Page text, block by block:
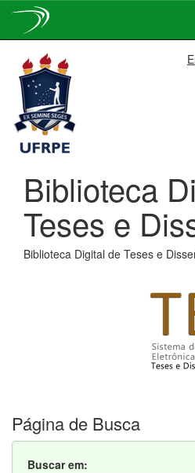
navigation
Biblioteca
Teses e
Biblioteca Digital de Teses e
Página de Busca
Buscar em: